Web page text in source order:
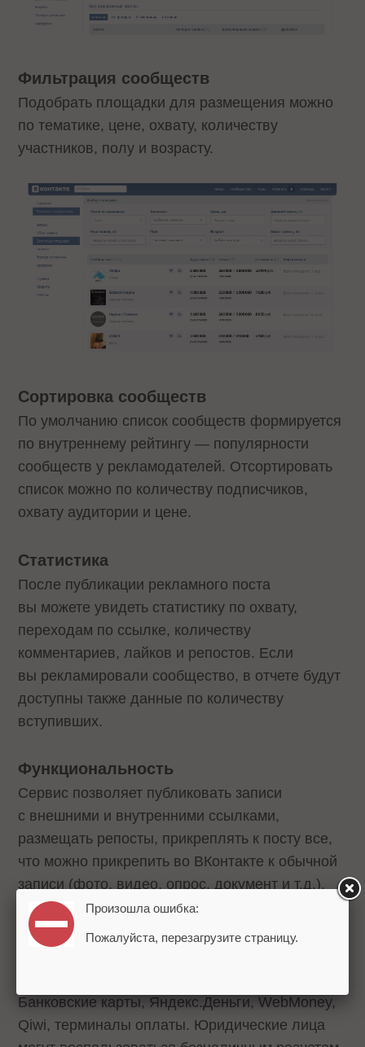
Фильтрация сообществ
Подобрать площадки для размещения можно
по тематике, цене, охвату, количеству
участников, полу и возрасту.
Сортировка сообществ
По умолчанию список сообществ формируется
по внутреннему рейтингу — популярности
сообществ у рекламодателей. Отсортировать
список можно по количеству подписчиков,
охвату аудитории и цене.
Статистика
После публикации рекламного поста
вы можете увидеть статистику по охвату,
переходам по ссылке, количеству
комментариев, лайков и репостов. Если
вы рекламировали сообщество, в отчете будут
доступны также данные по количеству
вступивших.
Функциональность
Сервис позволяет публиковать записи
с внешними и внутренними ссылками,
размещать репосты, прикреплять к посту все,
что можно прикрепить во ВКонтакте к обычной
записи (фото, видео, опрос, документ и т.д.).
Отчеты можно выгружать в форматах HTML,
XLS, CSV.
Банковские карты, Яндекс.Деньги, WebMoney,
Qiwi, терминалы оплаты. Юридические лица
Произошла ошибка:
Пожалуйста, перезагрузите страницу.